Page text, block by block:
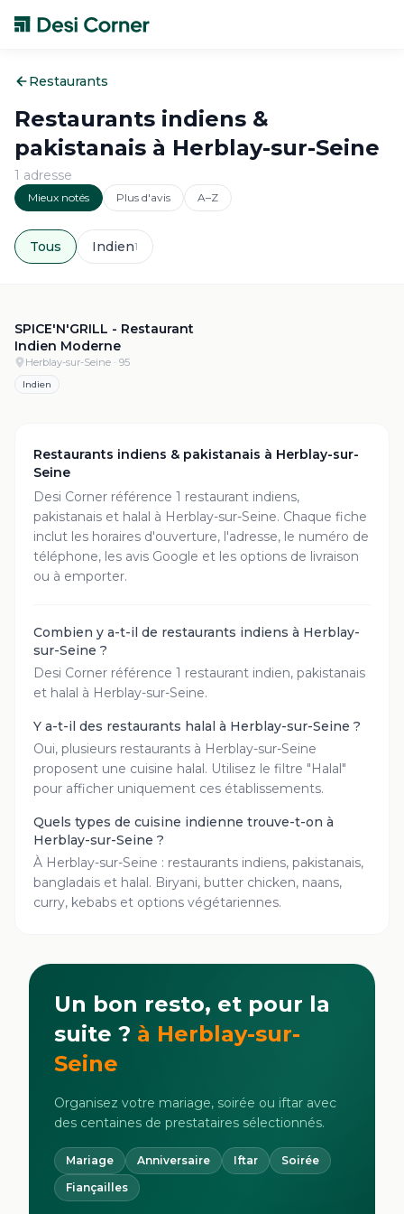
Restaurants
Restaurants indiens &
pakistanais à Herblay-sur-Seine
1 adresse
Mieux notés Plus d'avis A–Z
Tous Indien1
SPICE'N'GRILL - Restaurant
Indien Moderne
Herblay-sur-Seine · 95
Indien
Restaurants indiens & pakistanais à Herblay-sur-
Seine
Desi Corner référence 1 restaurant indiens,
pakistanais et halal à Herblay-sur-Seine. Chaque fiche
inclut les horaires d'ouverture, l'adresse, le numéro de
téléphone, les avis Google et les options de livraison
ou à emporter.
Combien y a-t-il de restaurants indiens à Herblay-
sur-Seine ?
Desi Corner référence 1 restaurant indien, pakistanais
et halal à Herblay-sur-Seine.
Y a-t-il des restaurants halal à Herblay-sur-Seine ?
Oui, plusieurs restaurants à Herblay-sur-Seine
proposent une cuisine halal. Utilisez le filtre "Halal"
pour afficher uniquement ces établissements.
Quels types de cuisine indienne trouve-t-on à
Herblay-sur-Seine ?
À Herblay-sur-Seine : restaurants indiens, pakistanais,
bangladais et halal. Biryani, butter chicken, naans,
curry, kebabs et options végétariennes.
Un bon resto, et pour la
suite ? à Herblay-sur-
Seine
Organisez votre mariage, soirée ou iftar avec
des centaines de prestataires sélectionnés.
Mariage Anniversaire Iftar
Soirée
Fiançailles